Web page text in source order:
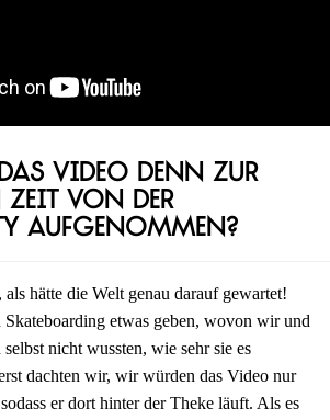
Video denn zur
Zeit von der
aufgenommen?
hätte die Welt genau darauf gewartet!
etwas geben, wovon wir und
nicht wussten, wie sehr sie es
dachten wir, wir würden das Video nur
er dort hinter der Theke läuft. Als es